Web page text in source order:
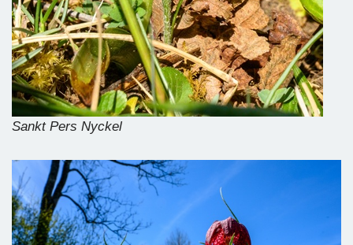
Sankt Pers Nyckel